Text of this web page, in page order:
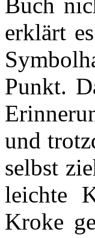
erklärt
Punkt.
und
selbst
leichte
Kroke